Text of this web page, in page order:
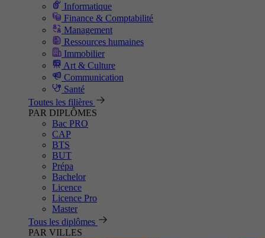
Informatique
Finance & Comptabilité
Management
Ressources humaines
Immobilier
Art & Culture
Communication
Santé
Toutes les filières
PAR DIPLÔMES
Bac PRO
CAP
BTS
BUT
Prépa
Bachelor
Licence
Licence Pro
Master
Tous les diplômes
PAR VILLES